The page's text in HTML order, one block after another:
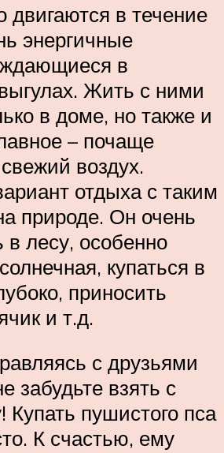
двигаются в течение
энергичные
в
Жить с ними
в доме, но также и
– почаще
воздух.
отдыха с таким
природе. Он очень
в лесу, особенно
купаться в
приносить
и т.д.
с друзьями
забудьте взять с
Купать пушистого пса
К счастью, ему